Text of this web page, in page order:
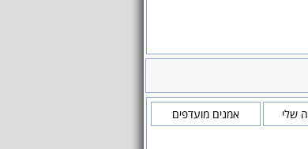
שלי אמנים מועדפים